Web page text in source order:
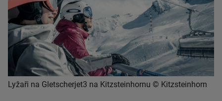
Lyžaři na Gletscherjet3 na Kitzsteinhornu © Kitzsteinhorn